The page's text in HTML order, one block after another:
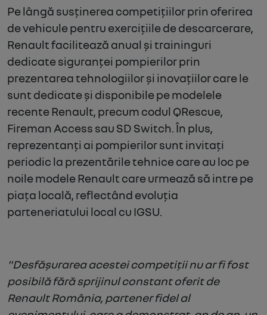
Pe lângă susținerea competițiilor prin oferirea
de vehicule pentru exercițiile de descarcerare,
Renault facilitează anual și traininguri
dedicate siguranței pompierilorprin
prezentarea tehnologiilor și inovațiilor care le
sunt dedicate și disponibile pe modelele
recente Renault, precum codul QRescue,
Fireman Access sau SD Switch. În plus,
reprezentanți ai pompierilor sunt invitați
periodic la prezentările tehnice care au loc pe
noile modele Renault care urmează să intre pe
piața locală, reflectând evoluția
parteneriatului local cu IGSU.
"Desfășurarea acestei competiții nu ar fi fost
posibilă fără sprijinul constant oferit de
Renault România, partener fidel al